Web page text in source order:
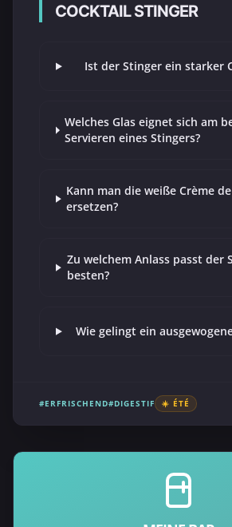
COCKTAIL STINGER
Ist der Stinger ein starker
Welches Glas eignet sich am
Servieren eines Stingers?
Kann man die weiße Crème
ersetzen?
Zu welchem Anlass passt der
besten?
Wie gelingt ein
#ERFRISCHEND#DIGESTIF ☀️ ÉTÉ